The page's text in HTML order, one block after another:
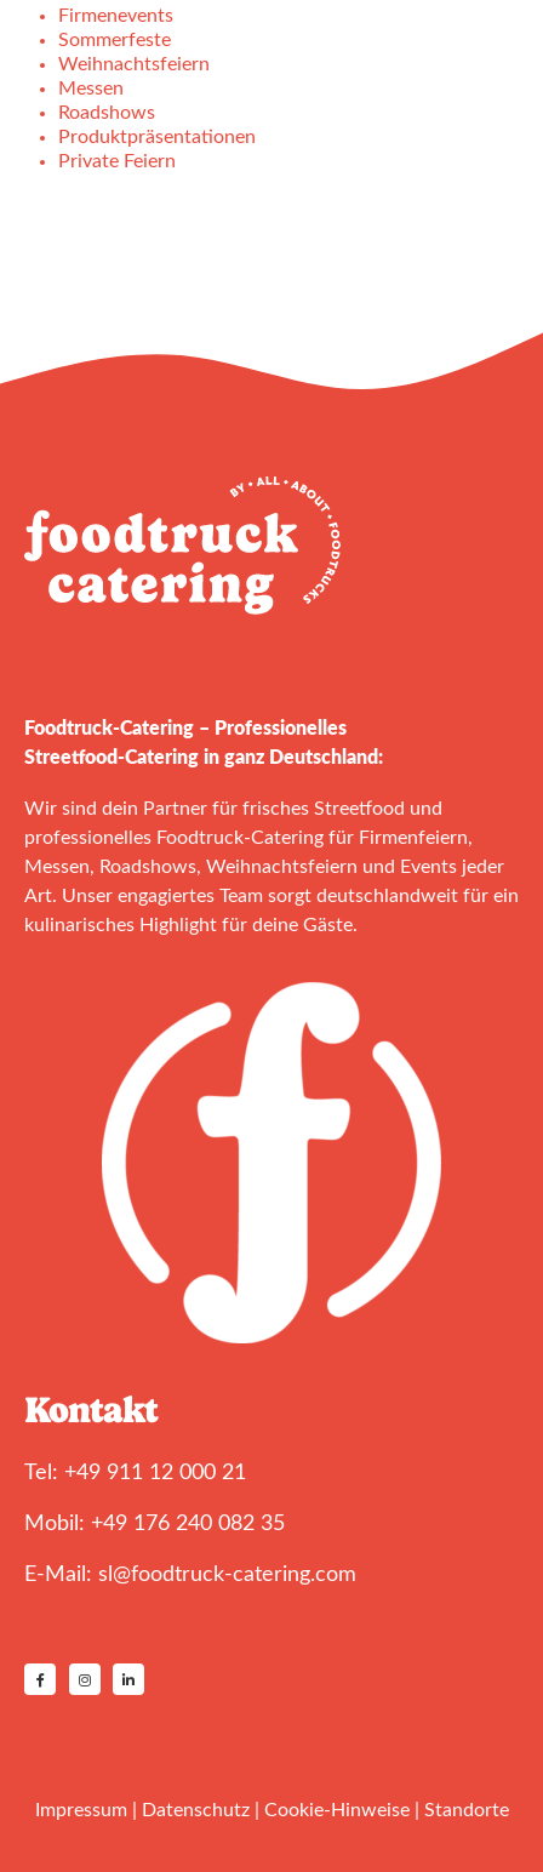
Firmenevents
Sommerfeste
Weihnachtsfeiern
Messen
Roadshows
Produktpräsentationen
Private Feiern
Foodtruck‑Catering – Professionelles
Streetfood‑Catering in ganz Deutschland:
Wir sind dein Partner für frisches Streetfood und
professionelles Foodtruck‑Catering für Firmenfeiern,
Messen, Roadshows, Weihnachtsfeiern und Events jeder
Art. Unser engagiertes Team sorgt deutschlandweit für ein
kulinarisches Highlight für deine Gäste.
Kontakt
Tel: +49 911 12 000 21
Mobil: +49 176 240 082 35
E-Mail: sl@foodtruck-catering.com
Impressum| Datenschutz| Cookie-Hinweise| Standorte